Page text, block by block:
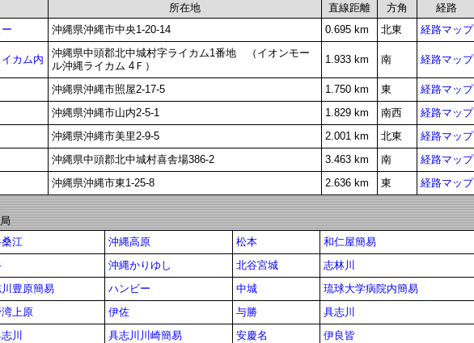
所在地 直線距離 方角
経路
沖縄県沖縄市中央1-20-14 0.695 km 北東 経路マップ
カム内
沖縄県中頭郡北中城村字ライカム1番地 （イオンモー
ル沖縄ライカム 4Ｆ）
1.933 km 南 経路マップ
沖縄県沖縄市照屋2-17-5 1.750 km 東
経路マップ
沖縄県沖縄市山内2-5-1 1.829 km 南西
経路マップ
沖縄県沖縄市美里2-9-5 2.001 km 北東
経路マップ
沖縄県中頭郡北中城村喜舎場386-2 3.463 km 南
経路マップ
沖縄県沖縄市東1-25-8 2.636 km 東 経路マップ
江 沖縄高原 松本
和仁屋簡易
沖縄かりゆし 北谷宮城
志林川
豊原簡易 ハンビー 中城
琉球大学病院内簡易
上原 伊佐 与勝
具志川
川 具志川川崎簡易 安慶名 伊良皆